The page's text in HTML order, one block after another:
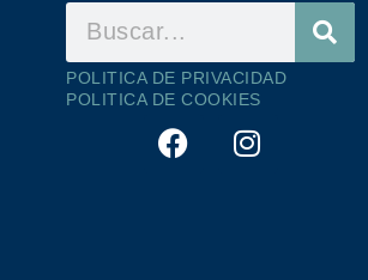
POLITICA DE PRIVACIDAD
POLITICA DE COOKIES